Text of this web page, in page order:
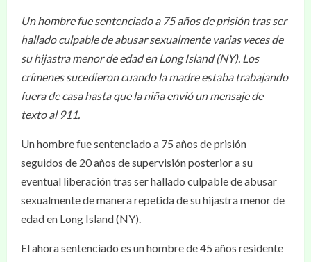
Un hombre fue sentenciado a 75 años de prisión tras ser
hallado culpable de abusar sexualmente varias veces de
su hijastra menor de edad en Long Island (NY). Los
crímenes sucedieron cuando la madre estaba trabajando
fuera de casa hasta que la niña envió un mensaje de
texto al 911.
Un hombre fue sentenciado a 75 años de prisión
seguidos de 20 años de supervisión posterior a su
eventual liberación tras ser hallado culpable de abusar
sexualmente de manera repetida de su hijastra menor de
edad en Long Island (NY).
El ahora sentenciado es un hombre de 45 años residente